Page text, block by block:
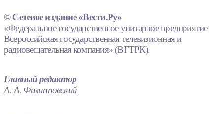
© Сетевое издание «Вести.Ру»
«Федеральное государственное унитарное предприятие
Всероссийская государственная телевизионная и
радиовещательная компания» (ВГТРК).
Главный редактор
А. А. Филипповский